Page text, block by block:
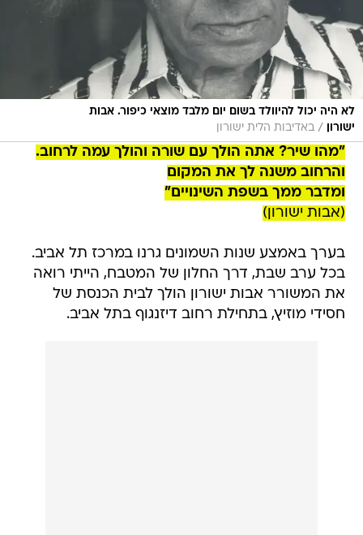
לא היה יכול להיוולד בשום יום מלבד מוצאי כיפור. אבות
ישורון
/ באדיבות הלית ישורון
"מהו שיר? אתה הולך עם שורה והולך עמה לרחוב.
והרחוב משנה לך את המקום
ומדבר ממך בשפת השינויים"
(אבות ישורון)
בערך באמצע שנות השמונים גרנו במרכז תל אביב.
בכל ערב שבת, דרך החלון של המטבח, הייתי רואה
את המשורר אבות ישורון הולך לבית הכנסת של
חסידי מוזיץ, בתחילת רחוב דיזנגוף בתל אביב.